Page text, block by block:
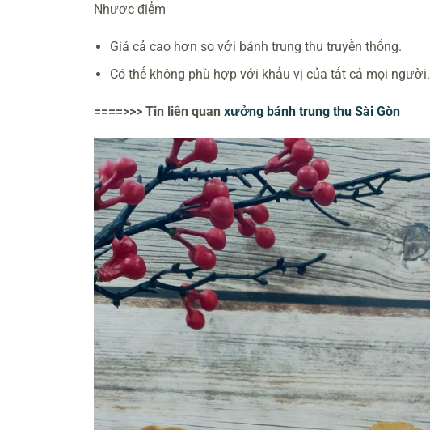
Nhược điểm
Giá cả cao hơn so với bánh trung thu truyền thống.
Có thể không phù hợp với khẩu vị của tất cả mọi người.
====>>> Tin liên quan xưởng bánh trung thu Sài Gòn